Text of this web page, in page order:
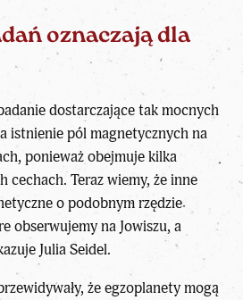
oznaczają dla
dostarczające tak mocnych
istnienie pól magnetycznych na
ponieważ obejmuje kilka
cechach. Teraz wiemy, że inne
o podobnym rzędzie
obserwujemy na Jowiszu, a
Julia Seidel.
żeegzoplanety mogą